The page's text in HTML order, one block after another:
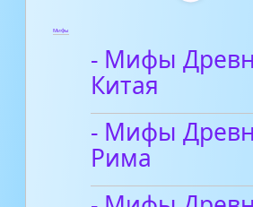
Мифы
- Мифы
Китая
- Мифы
Рима